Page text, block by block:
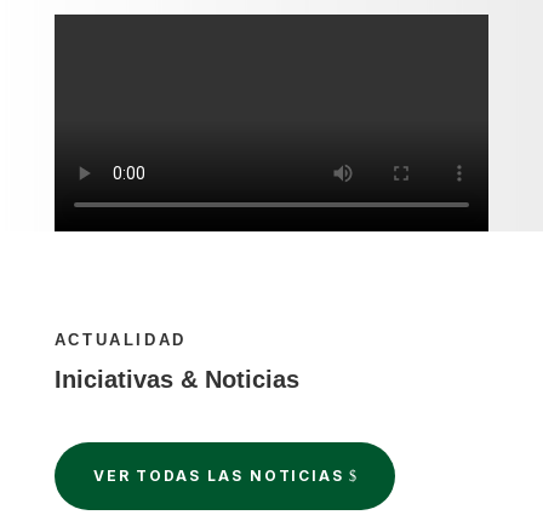
ACTUALIDAD
Iniciativas & Noticias
VER TODAS LAS NOTICIAS